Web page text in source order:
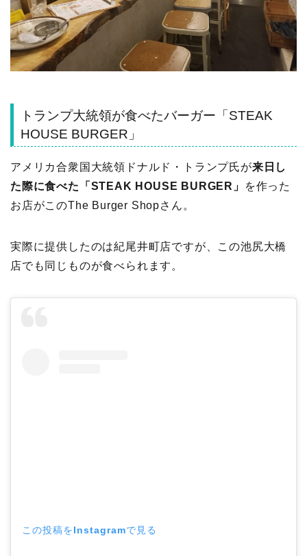
トランプ大統領が食べたバーガー「STEAK
HOUSE BURGER」
アメリカ合衆国大統領ドナルド・トランプ氏が来日し
た際に食べた「STEAK HOUSE BURGER」
を作った
お店がこのThe Burger Shopさん。
実際に提供したのは紀尾井町店ですが、この池尻大橋
店でも同じものが食べられます。
この投稿をInstagramで見る